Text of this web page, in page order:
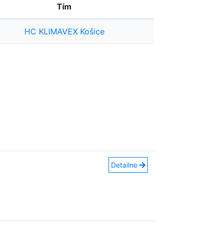
Tím
HC KLIMAVEX Košice
Detailne